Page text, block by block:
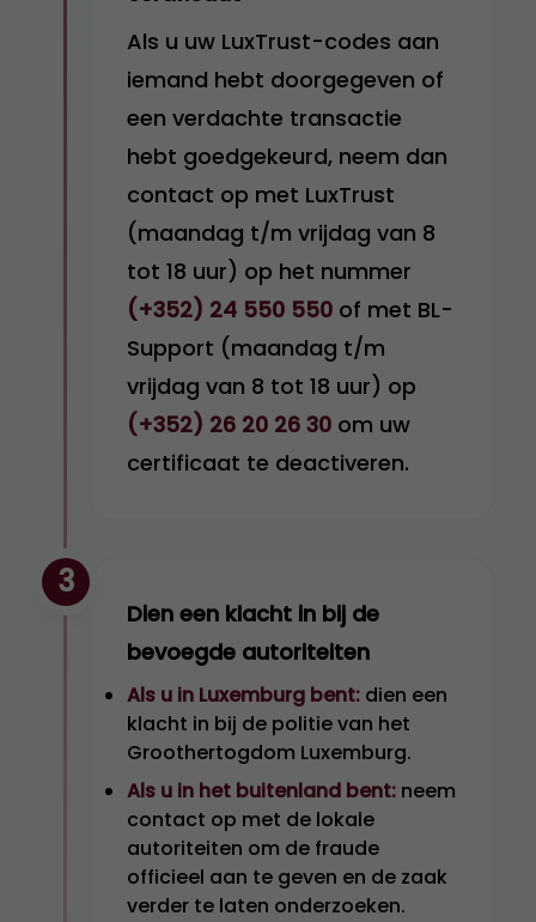
Als u uw LuxTrust-codes aan
iemand hebt doorgegeven of
een verdachte transactie
hebt goedgekeurd, neem dan
contact op met LuxTrust
(maandag t/m vrijdag van 8
tot 18 uur) op het nummer
(+352) 24 550 550 of met BL-
Support (maandag t/m
vrijdag van 8 tot 18 uur) op
(+352) 26 20 26 30 om uw
certificaat te deactiveren.
3
Dien een klacht in bij de
bevoegde autoriteiten
Als u in Luxemburg bent: dien een
klacht in bij de politie van het
Groothertogdom Luxemburg.
Als u in het buitenland bent: neem
contact op met de lokale
autoriteiten om de fraude
officieel aan te geven en de zaak
verder te laten onderzoeken.